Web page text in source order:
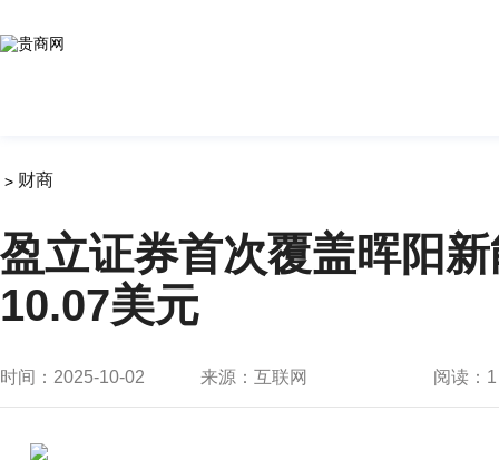
> 财商
盈立证券首次覆盖晖阳
10.07美元
时间：2025-10-02 来源：互联网 阅读： 1